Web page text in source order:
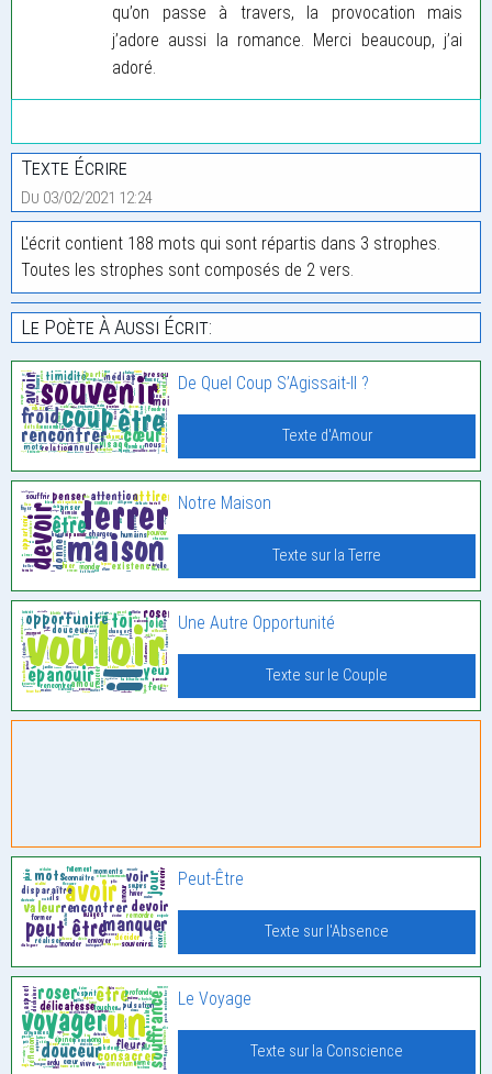
qu’on passe à travers, la provocation mais
j’adore aussi la romance. Merci beaucoup, j’ai
adoré.
Texte Écrire
Du 03/02/2021 12:24
L'écrit contient 188 mots qui sont répartis dans 3 strophes.
Toutes les strophes sont composés de 2 vers.
Le Poète À Aussi Écrit:
De Quel Coup S’Agissait-Il ?
Texte d'Amour
Notre Maison
Texte sur la Terre
Une Autre Opportunité
Texte sur le Couple
Peut-Être
Texte sur l'Absence
Le Voyage
Texte sur la Conscience